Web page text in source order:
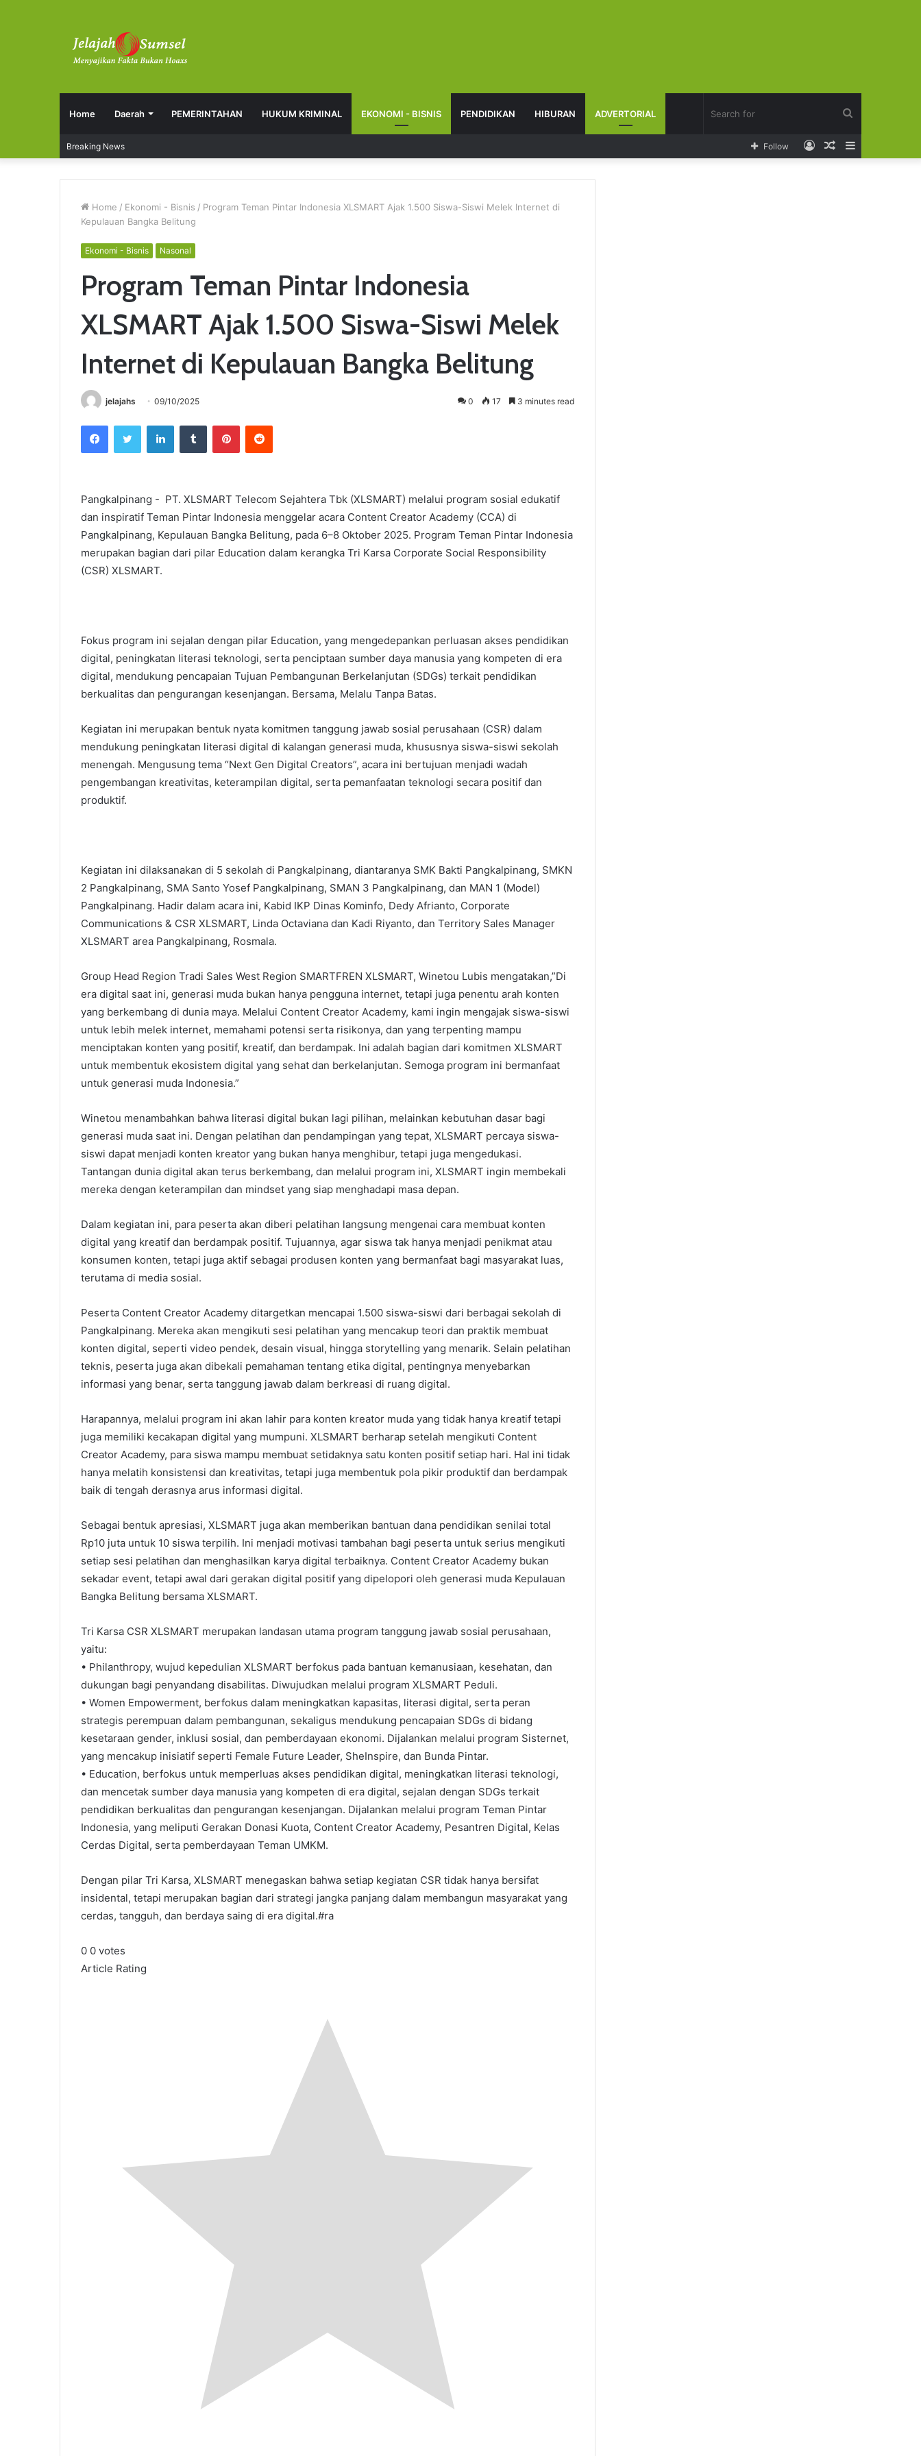
Home Daerah PEMERINTAHAN HUKUM KRIMINAL EKONOMI - BISNIS PENDIDIKAN HIBURAN ADVERTORIAL
Breaking News
Random
Log
Follow
Home / Ekonomi - Bisnis / Program Teman Pintar Indonesia XLSMART Ajak 1.500 Siswa-Siswi Melek Internet di
Kepulauan Bangka Belitung
Ekonomi - Bisnis Nasonal
Program Teman Pintar Indonesia
XLSMART Ajak 1.500 Siswa-Siswi Melek
Internet di Kepulauan Bangka Belitung
jelajahs 09/10/2025 0 17 3 minutes read
Pangkalpinang - PT. XLSMART Telecom Sejahtera Tbk (XLSMART) melalui program sosial edukatif
dan inspiratif Teman Pintar Indonesia menggelar acara Content Creator Academy (CCA) di
Pangkalpinang, Kepulauan Bangka Belitung, pada 6–8 Oktober 2025. Program Teman Pintar Indonesia
merupakan bagian dari pilar Education dalam kerangka Tri Karsa Corporate Social Responsibility
(CSR) XLSMART.
Fokus program ini sejalan dengan pilar Education, yang mengedepankan perluasan akses pendidikan
digital, peningkatan literasi teknologi, serta penciptaan sumber daya manusia yang kompeten di era
digital, mendukung pencapaian Tujuan Pembangunan Berkelanjutan (SDGs) terkait pendidikan
berkualitas dan pengurangan kesenjangan. Bersama, Melalu Tanpa Batas.
Kegiatan ini merupakan bentuk nyata komitmen tanggung jawab sosial perusahaan (CSR) dalam
mendukung peningkatan literasi digital di kalangan generasi muda, khususnya siswa-siswi sekolah
menengah. Mengusung tema “Next Gen Digital Creators”, acara ini bertujuan menjadi wadah
pengembangan kreativitas, keterampilan digital, serta pemanfaatan teknologi secara positif dan
produktif.
Kegiatan ini dilaksanakan di 5 sekolah di Pangkalpinang, diantaranya SMK Bakti Pangkalpinang, SMKN
2 Pangkalpinang, SMA Santo Yosef Pangkalpinang, SMAN 3 Pangkalpinang, dan MAN 1 (Model)
Pangkalpinang. Hadir dalam acara ini, Kabid IKP Dinas Kominfo, Dedy Afrianto, Corporate
Communications & CSR XLSMART, Linda Octaviana dan Kadi Riyanto, dan Territory Sales Manager
XLSMART area Pangkalpinang, Rosmala.
Group Head Region Tradi Sales West Region SMARTFREN XLSMART, Winetou Lubis mengatakan,”Di
era digital saat ini, generasi muda bukan hanya pengguna internet, tetapi juga penentu arah konten
yang berkembang di dunia maya. Melalui Content Creator Academy, kami ingin mengajak siswa-siswi
untuk lebih melek internet, memahami potensi serta risikonya, dan yang terpenting mampu
menciptakan konten yang positif, kreatif, dan berdampak. Ini adalah bagian dari komitmen XLSMART
untuk membentuk ekosistem digital yang sehat dan berkelanjutan. Semoga program ini bermanfaat
untuk generasi muda Indonesia.”
Winetou menambahkan bahwa literasi digital bukan lagi pilihan, melainkan kebutuhan dasar bagi
generasi muda saat ini. Dengan pelatihan dan pendampingan yang tepat, XLSMART percaya siswa-
siswi dapat menjadi konten kreator yang bukan hanya menghibur, tetapi juga mengedukasi.
Tantangan dunia digital akan terus berkembang, dan melalui program ini, XLSMART ingin membekali
mereka dengan keterampilan dan mindset yang siap menghadapi masa depan.
Dalam kegiatan ini, para peserta akan diberi pelatihan langsung mengenai cara membuat konten
digital yang kreatif dan berdampak positif. Tujuannya, agar siswa tak hanya menjadi penikmat atau
konsumen konten, tetapi juga aktif sebagai produsen konten yang bermanfaat bagi masyarakat luas,
terutama di media sosial.
Peserta Content Creator Academy ditargetkan mencapai 1.500 siswa-siswi dari berbagai sekolah di
Pangkalpinang. Mereka akan mengikuti sesi pelatihan yang mencakup teori dan praktik membuat
konten digital, seperti video pendek, desain visual, hingga storytelling yang menarik. Selain pelatihan
teknis, peserta juga akan dibekali pemahaman tentang etika digital, pentingnya menyebarkan
informasi yang benar, serta tanggung jawab dalam berkreasi di ruang digital.
Harapannya, melalui program ini akan lahir para konten kreator muda yang tidak hanya kreatif tetapi
juga memiliki kecakapan digital yang mumpuni. XLSMART berharap setelah mengikuti Content
Creator Academy, para siswa mampu membuat setidaknya satu konten positif setiap hari. Hal ini tidak
hanya melatih konsistensi dan kreativitas, tetapi juga membentuk pola pikir produktif dan berdampak
baik di tengah derasnya arus informasi digital.
Sebagai bentuk apresiasi, XLSMART juga akan memberikan bantuan dana pendidikan senilai total
Rp10 juta untuk 10 siswa terpilih. Ini menjadi motivasi tambahan bagi peserta untuk serius mengikuti
setiap sesi pelatihan dan menghasilkan karya digital terbaiknya. Content Creator Academy bukan
sekadar event, tetapi awal dari gerakan digital positif yang dipelopori oleh generasi muda Kepulauan
Bangka Belitung bersama XLSMART.
Tri Karsa CSR XLSMART merupakan landasan utama program tanggung jawab sosial perusahaan,
yaitu:
• Philanthropy, wujud kepedulian XLSMART berfokus pada bantuan kemanusiaan, kesehatan, dan
dukungan bagi penyandang disabilitas. Diwujudkan melalui program XLSMART Peduli.
• Women Empowerment, berfokus dalam meningkatkan kapasitas, literasi digital, serta peran
strategis perempuan dalam pembangunan, sekaligus mendukung pencapaian SDGs di bidang
kesetaraan gender, inklusi sosial, dan pemberdayaan ekonomi. Dijalankan melalui program Sisternet,
yang mencakup inisiatif seperti Female Future Leader, SheInspire, dan Bunda Pintar.
• Education, berfokus untuk memperluas akses pendidikan digital, meningkatkan literasi teknologi,
dan mencetak sumber daya manusia yang kompeten di era digital, sejalan dengan SDGs terkait
pendidikan berkualitas dan pengurangan kesenjangan. Dijalankan melalui program Teman Pintar
Indonesia, yang meliputi Gerakan Donasi Kuota, Content Creator Academy, Pesantren Digital, Kelas
Cerdas Digital, serta pemberdayaan Teman UMKM.
Dengan pilar Tri Karsa, XLSMART menegaskan bahwa setiap kegiatan CSR tidak hanya bersifat
insidental, tetapi merupakan bagian dari strategi jangka panjang dalam membangun masyarakat yang
cerdas, tangguh, dan berdaya saing di era digital.#ra
0 0 votes
Article Rating